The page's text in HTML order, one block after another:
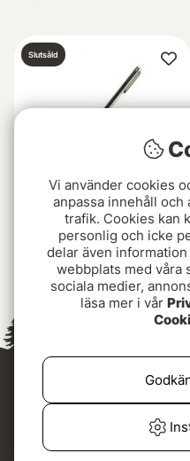
Slutsåld
Huggkrok 19-90 cm
teleskopisk
135 kr
Vi använder cookies
anpassa innehåll och
trafik. Cookies kan
personlig och icke
delar även
webbplats med våra
sociala medier,
läsa mer i vår